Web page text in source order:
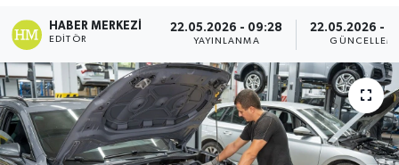
HABER MERKEZI
EDITÖR
22.05.2026 - 09:28
YAYINLANMA
22.05.2026 -
Çevre
Dünya
Eğitim
Son Dakika Haberleri
Haber Arşivi